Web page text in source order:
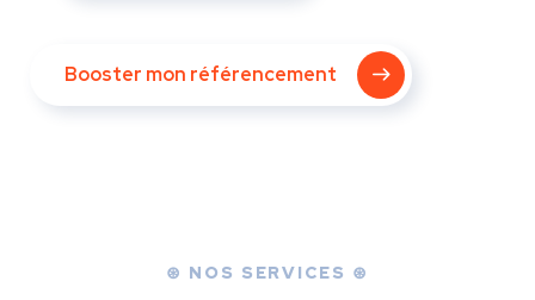
Booster mon référencement
⊛ NOS SERVICES ⊛